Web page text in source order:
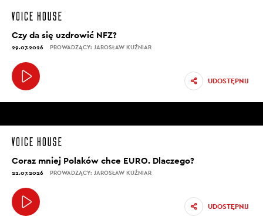
Czy da się uzdrowić NFZ?
29.07.2026 PROWADZĄCY: JAROSŁAW KUŹNIAR
UDOSTĘPNIJ
Coraz mniej Polaków chce EURO. Dlaczego?
22.07.2026 PROWADZĄCY: JAROSŁAW KUŹNIAR
UDOSTĘPNIJ